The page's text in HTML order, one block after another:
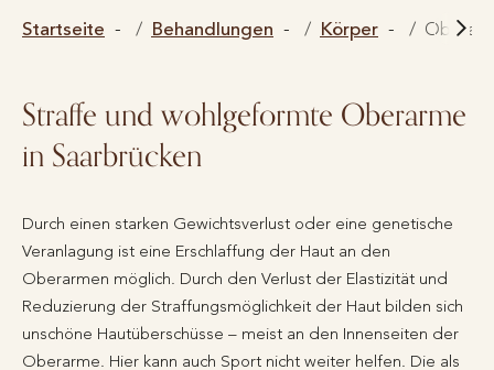
Startseite Behandlungen Körper
Straffe und wohlgeformte Oberarme
in Saarbrücken
Durch einen starken Gewichtsverlust oder eine genetische
Veranlagung ist eine Erschlaffung der Haut an den
Oberarmen möglich. Durch den Verlust der Elastizität und
Reduzierung der Straffungsmöglichkeit der Haut bilden sich
unschöne Hautüberschüsse – meist an den Innenseiten der
Oberarme. Hier kann auch Sport nicht weiter helfen. Die als